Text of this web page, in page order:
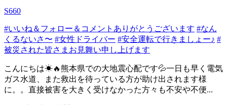
S660
#いいね＆フォロー＆コメントありがとうございます #なん
くるないさ〜 #女性ドライバー #安全運転で行きましょー♪ #
被災された皆さまお見舞い申し上げます
こんにちは☀🔥熊本県での大地震心配です💦一日も早く電気
ガス水道、また救出を待っている方が助け出されます様
に。。直接被害を大きく受けなかった方々も不安や不便...